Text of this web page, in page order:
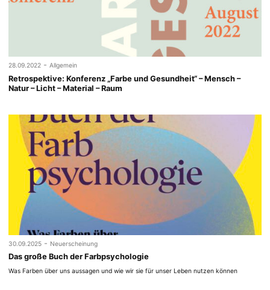
28.09.2022 - Allgemein
Retrospektive: Konferenz „Farbe und Gesundheit“ – Mensch –
Natur – Licht – Material – Raum
30.09.2025 - Neuerscheinung
Das große Buch der Farbpsychologie
Was Farben über uns aussagen und wie wir sie für unser Leben nutzen können